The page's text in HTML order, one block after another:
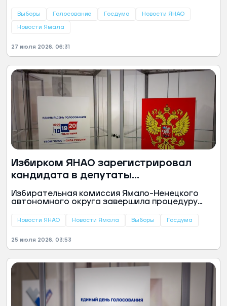
по месту регистрации. Для этого действует
напомнили в пресс-службе администрации
Выборы Голосование Госдума Новости ЯНАО
Новости Ямала
27 июля 2026, 06:31
Избирком ЯНАО зарегистрировал
кандидата в депутаты
Государственной думы РФ
Избирательная комиссия Ямало-Ненецкого
автономного округа завершила процедуру
предстоящих выборах в Государственную думу
Новости ЯНАО Новости Ямала Выборы Госдума
25 июля 2026, 03:53